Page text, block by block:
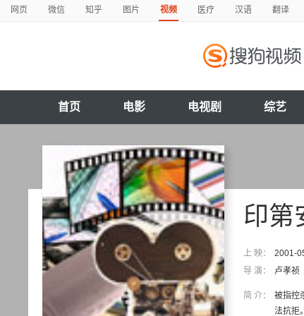
网页 微信 知乎 图片 视频 医疗 汉语 翻译
首页 电影 电视剧 综艺
印第
上 映： 2001-
导 演：
卢孝祯
简 介：
被指控
法抗拒